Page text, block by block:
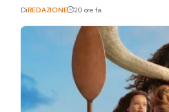
DiREDAZIONE 20 ore fa